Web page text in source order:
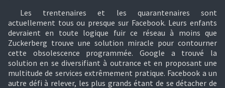
Les trentenaires et les quarantenaires sont
actuellement tous ou presque sur Facebook. Leurs enfants
devraient en toute logique fuir ce réseau à moins que
Zuckerberg trouve une solution miracle pour contourner
cette obsolescence programmée. Google a trouvé la
solution en se diversifiant à outrance et en proposant une
multitude de services extrêmement pratique. Facebook a un
autre défi à relever, les plus grands étant de se détacher de